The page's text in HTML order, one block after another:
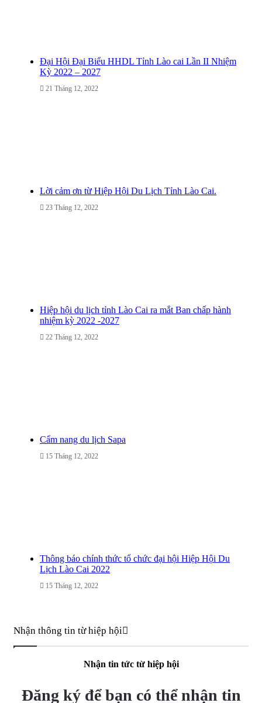
Đại Hội Đại Biểu HHDL Tỉnh Lào cai Lần II Nhiệm
Kỳ 2022 – 2027
21 Tháng 12, 2022
Lời cảm ơn từ Hiệp Hội Du Lịch Tỉnh Lào Cai.
23 Tháng 12, 2022
Hiệp hội du lịch tỉnh Lào Cai ra mắt Ban chấp hành
nhiệm kỳ 2022 -2027
22 Tháng 12, 2022
Cẩm nang du lịch Sapa
15 Tháng 12, 2022
Thông báo chính thức tổ chức đại hội Hiệp Hội Du
Lịch Lào Cai 2022
15 Tháng 12, 2022
Nhận thông tin từ hiệp hội
Nhận tin tức từ hiệp hội
Đăng ký để bạn có thể nhận tin